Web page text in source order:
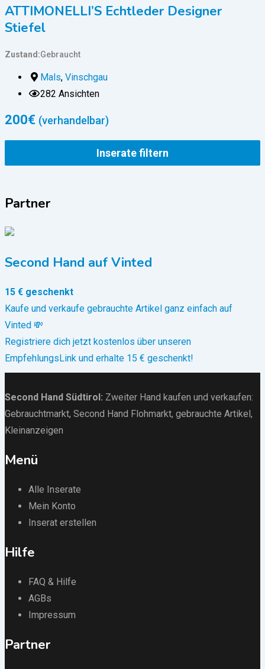
ATTIMONELLI’S Echtleder Designer
Stiefel
Zustand Gebraucht
Mals, Vinschgau
282 Ansichten
200€ (verhandelbar)
Inserate filtern
Partner
Second Hand auf Vinted
15 € geschenkt
Kaufe und verkaufe gebrauchte Artikel ganz einfach auf
Vinted 💸
Registriere dich jetzt kostenlos über unseren
EmpfehlungsLink und erhalte 15 € geschenkt!
Second Hand Südtirol : Zweiter Hand kaufen und verkaufen:
Gebrauchtmarkt, Second Hand Flohmarkt, gebrauchte Artikel ,
Kleinanzeigen
Menü
Alle Inserate
Mein Konto
Inserat erstellen
Hilfe
FAQ & Hilfe
AGBs
Impressum
Partner